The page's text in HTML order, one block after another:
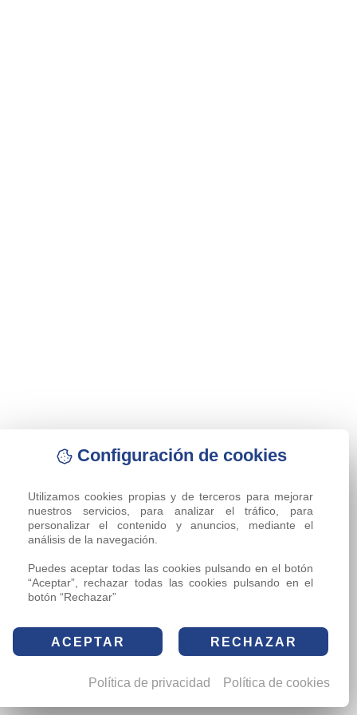
Configuración de cookies
Utilizamos cookies propias y de terceros para mejorar
nuestros servicios, para analizar el tráfico, para
personalizar el contenido y anuncios, mediante el
análisis de la navegación.
Puedes aceptar todas las cookies pulsando en el botón
“Aceptar”, rechazar todas las cookies pulsando en el
botón “Rechazar”
ACEPTAR RECHAZAR
Política de privacidad Política de cookies